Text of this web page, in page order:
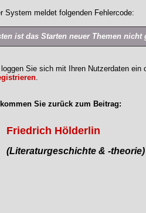
System meldet folgenden Fehlercode:
ist das Starten neuer Themen nicht
loggen Sie sich mit Ihren Nutzerdaten
.
Sie zurück zum Beitrag:
Friedrich Hölderlin
(Literaturgeschichte & -theorie)